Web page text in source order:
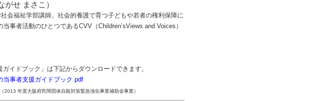
がせ まさこ）
会福祉学部講師。社会的養護で育つ子どもや若者の権利保障に
事者活動のひとつであるCVV（Children’sViews and Voices）
ガイドブック」は下記からダウンロードできます。
当事者支援ガイドブック.pdf
（2013 年度大阪府民間団体自殺対策緊急強化事業補助金事業）